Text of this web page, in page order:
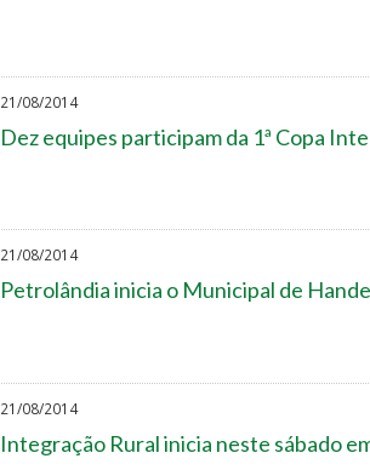
21/08/2014
Dez equipes participam da 1ª Copa
21/08/2014
Petrolândia inicia o Municipal de
21/08/2014
Integração Rural inicia neste sábado